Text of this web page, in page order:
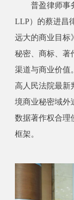
普盈律师事务
LLP）的蔡进昌
远大的商业目标
秘密、商标、著
渠道与商业价值
高人民法院最新
境商业秘密域外
数据著作权合理
框架。